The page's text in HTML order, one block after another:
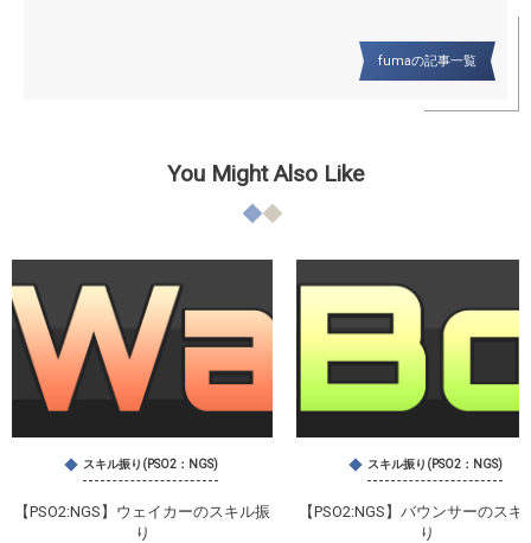
fumaの記事一覧
You Might Also Like
スキル振り(PSO2：NGS)
【PSO2:NGS】ウェイカーのスキル振
り
スキル振り(PSO2：NGS)
【PSO2:NGS】バウンサーのスキ
り